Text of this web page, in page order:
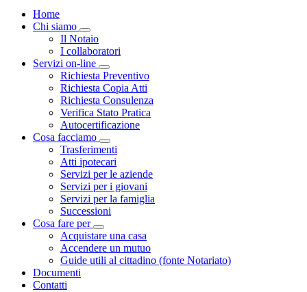
Home
Chi siamo
Visualizza menù di secondo livello
Il Notaio
I collaboratori
Servizi on-line
Visualizza menù di secondo livello
Richiesta Preventivo
Richiesta Copia Atti
Richiesta Consulenza
Verifica Stato Pratica
Autocertificazione
Cosa facciamo
Visualizza menù di secondo livello
Trasferimenti
Atti ipotecari
Servizi per le aziende
Servizi per i giovani
Servizi per la famiglia
Successioni
Cosa fare per
Visualizza menù di secondo livello
Acquistare una casa
Accendere un mutuo
Guide utili al cittadino (fonte Notariato)
Documenti
Contatti